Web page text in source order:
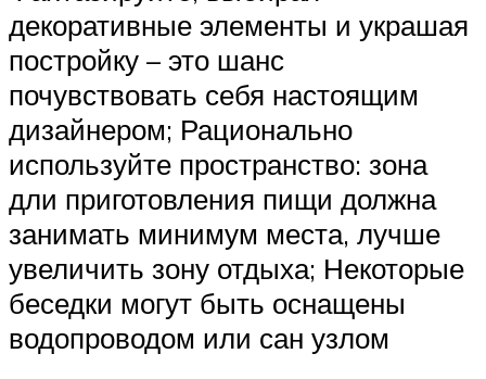
декоративные элементы и украшая
постройку – это шанс
почувствовать себя настоящим
дизайнером; Рационально
используйте пространство: зона
дли приготовления пищи должна
занимать минимум места, лучше
увеличить зону отдыха; Некоторые
беседки могут быть оснащены
водопроводом или сан узлом